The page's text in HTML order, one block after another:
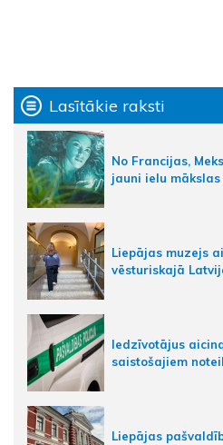
Lasītākie raksti
No Francijas,
jauni ielu
Liepājas muzejs
vēsturiskajā
Iedzīvotājus
saistošajiem
Liepājas